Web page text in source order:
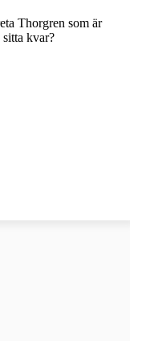
Thorgren som är
kvar?